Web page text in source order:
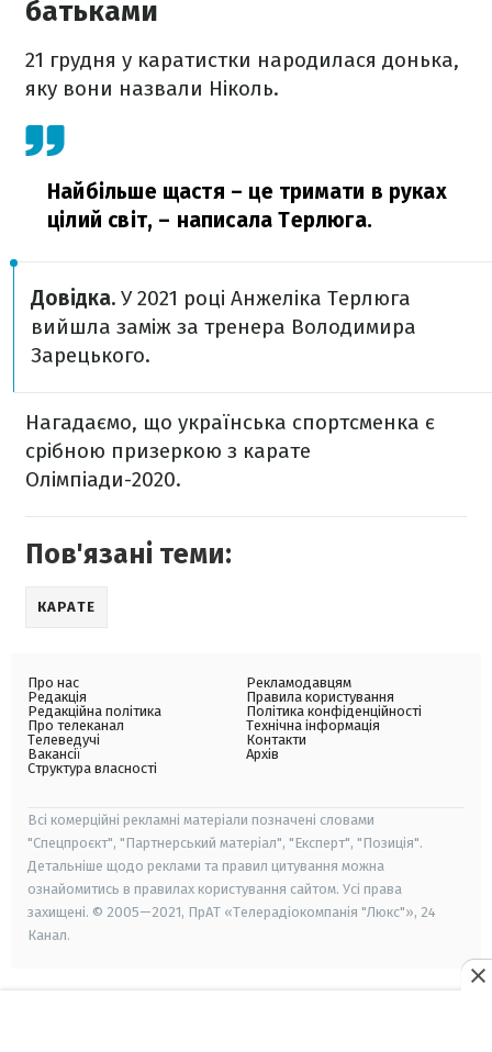
батьками
21 грудня у каратистки народилася донька,
яку вони назвали Ніколь.
Найбільше щастя – це тримати в руках
цілий світ, – написала Терлюга.
Довідка. У 2021 році Анжеліка Терлюга
вийшла заміж за тренера Володимира
Зарецького.
Нагадаємо, що українська спортсменка є
срібною призеркою з карате
Олімпіади-2020.
Пов'язані теми:
КАРАТЕ
Про нас
Редакція
Редакційна політика
Про телеканал
Телеведучі
Вакансії
Структура власності
Рекламодавцям
Правила користування
Політика конфіденційності
Технічна інформація
Контакти
Архів
Всі комерційні рекламні матеріали позначені словами
"Спецпроєкт", "Партнерський матеріал", "Експерт", "Позиція".
Детальніше щодо реклами та правил цитування можна
ознайомитись в правилах користування сайтом. Усі права
захищені. © 2005—2021, ПрАТ «Телерадіокомпанія "Люкс"», 24
Канал.